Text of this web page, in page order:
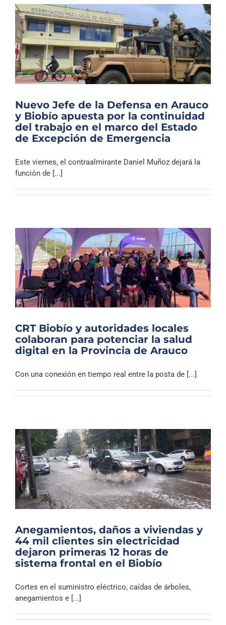
Nuevo Jefe de la Defensa en Arauco
y Biobío apuesta por la continuidad
del trabajo en el marco del Estado
de Excepción de Emergencia
Este viernes, el contraalmirante Daniel Muñoz dejará la
función de [...]
CRT Biobío y autoridades locales
colaboran para potenciar la salud
digital en la Provincia de Arauco
Con una conexión en tiempo real entre la posta de [...]
Anegamientos, daños a viviendas y
44 mil clientes sin electricidad
dejaron primeras 12 horas de
sistema frontal en el Biobío
Cortes en el suministro eléctrico, caídas de árboles,
anegamientos e [...]